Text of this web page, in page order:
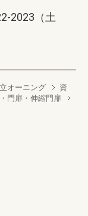
2023（土
オーニング
資
門扉・伸縮門扉